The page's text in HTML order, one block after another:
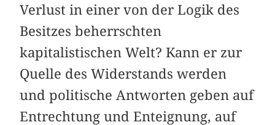
Verlust in einer von der Logik des
Besitzes beherrschten
kapitalistischen Welt? Kann er zur
Quelle des Widerstands werden
und politische Antworten geben auf
Entrechtung und Enteignung, auf